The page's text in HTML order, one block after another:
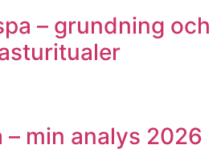
– grundning och
– min analys 2026